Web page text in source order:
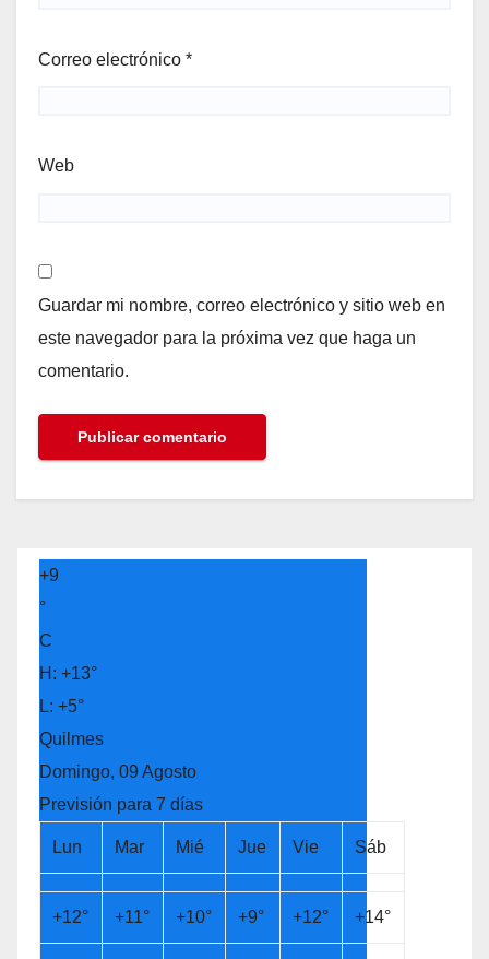
Correo electrónico *
Web
Guardar mi nombre, correo electrónico y sitio web en
este navegador para la próxima vez que haga un
comentario.
+9
°
C
H: +13°
L: +5°
Quilmes
Domingo, 09 Agosto
Previsión para 7 días
Lun Mar Mié Jue Vie Sáb
+12° +11° +10° +9° +12° +14°